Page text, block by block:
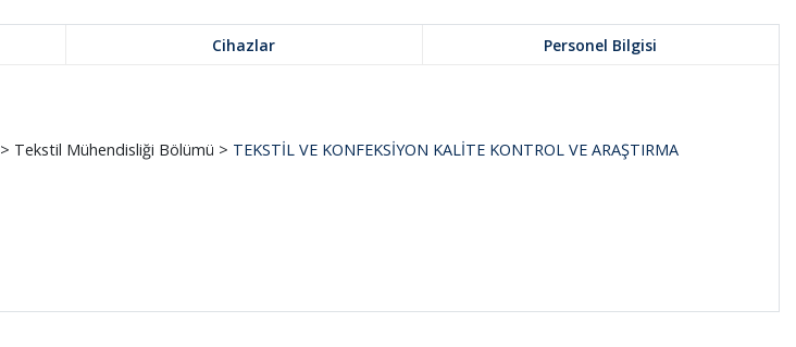
Cihazlar Personel Bilgisi
> Tekstil Mühendisliği Bölümü > TEKSTİL VE KONFEKSİYON KALİTE KONTROL VE ARAŞTIRMA